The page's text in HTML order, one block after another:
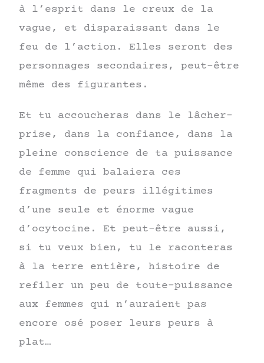
à l’esprit dans le creux de la
vague, et disparaissant dans le
feu de l’action. Elles seront des
personnages secondaires, peut-être
même des figurantes.
Et tu accoucheras dans le lâcher-
prise, dans la confiance, dans la
pleine conscience de ta puissance
de femme qui balaiera ces
fragments de peurs illégitimes
d’une seule et énorme vague
d’ocytocine. Et peut-être aussi,
si tu veux bien, tu le raconteras
à la terre entière, histoire de
refiler un peu de toute-puissance
aux femmes qui n’auraient pas
encore osé poser leurs peurs à
plat…